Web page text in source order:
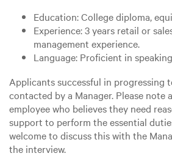
Education: College diploma,
Experience: 3 years retail or
management experience.
Language: Proficient in
Applicants successful in progressing
contacted by a Manager. Please note
employee who believes they need
support to perform the essential
welcome to discuss this with the
the interview.